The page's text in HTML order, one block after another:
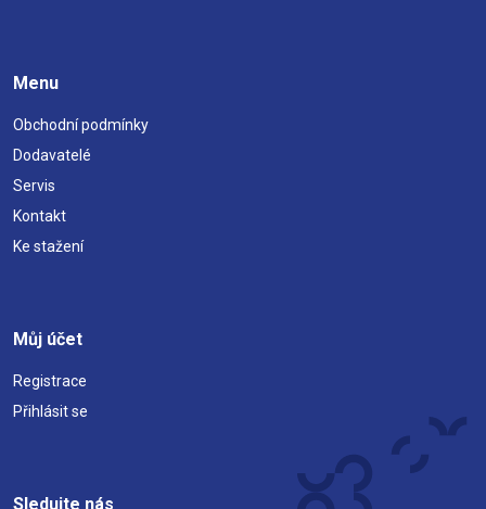
Menu
Obchodní podmínky
Dodavatelé
Servis
Kontakt
Ke stažení
Můj účet
Registrace
Přihlásit se
Sledujte nás